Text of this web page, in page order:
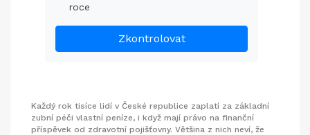
roce
Zkontrolovat
Každý rok tisíce lidí v České republice zaplatí za základní
zubní péči vlastní peníze, i když mají právo na finanční
příspěvek od zdravotní pojišťovny. Většina z nich neví, že